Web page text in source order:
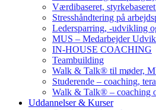
Værdibaseret,
Stresshåndtering på
Ledersparring, -udvikling
MUS – Medarbejder
IN-HOUSE COACHING
Teambuilding
Walk & Talk® til møder,
Studerende – coaching,
Walk & Talk® – coaching
Uddannelser & Kurser